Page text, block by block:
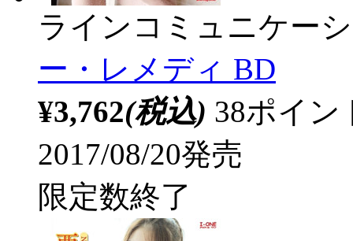
ラインコミュニケー
ー・レメディ BD
¥3,762(税込) 38ポイ
2017/08/20発売
限定数終了